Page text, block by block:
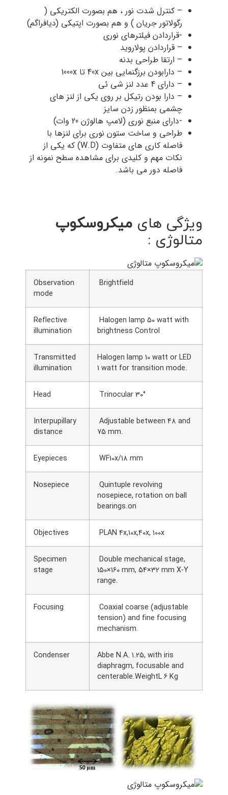
– کنترل شدت نور ، هم بصورت الکتریکی (
رگولاتور جریان ) و هم بصورت اپتیکی (دیافراگم)
-قراردادن فیلترهای نوری
– قراردادن پولاروید
– ارتقا طراحی بدنه
– دارابودن برزگنمایی بین 40x تا 1000x
– دارای 4 عدد لنز شی ئی
– دارا بودن رتیکل بر روی یکی از لنز های
چشمی بمنظور زدن سایز
-دارای منبع نوری (لامپ هالوژن 20 وات)
طراحی و ساخت ستون نوری برای لنزها با
فاصله کاری های متفاوت (W.D) که یکی از
نکات مهم و کلیدی برای مشاهده سطح نمونه از
فاصله دور می باشد.
ویژگی های میکروسکوپ
متالوژی :
Brightfield
Observation
mode
Halogen lamp 50 watt with
brightness Control
Reflective
illumination
Halogen lamp 10 watt or LED
1 watt for transition mode.
Transmitted
illumination
Trinocular 30°
Head
Adjustable between 48 and
75 mm.
Interpupillary
distance
WF10x/18 mm
Eyepieces
Quintuple revolving
nosepiece, rotation on ball
bearings.on
Nosepiece
PLAN 4x,10x,40x, 100x
Objectives
Double mechanical stage,
150×160 mm, 54×32 mm X-Y
range.
Specimen
stage
Coaxial coarse (adjustable
tension) and fine focusing
mechanism.
Focusing
Abbe N.A. 1.25, with iris
diaphragm, focusable and
centerable.WeightL 6 Kg
Condenser